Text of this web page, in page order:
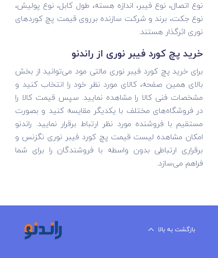
نوع اتصال، نوع فیبر، اندازه هسته، طول کابل، نوع پولیش،
نوع جکت، برند و شرکت سازنده برروی قیمت پچ کورد‌های
نوری اثرگذار هستند.
خرید پچ کورد فیبر نوری از راندنو
برای خرید پچ کورد فیبر نوری مالتی مود می‌توانید از بخش
بالای همین صفحه، کالای مورد نظر خود را انتخاب کنید و
مشخصات فنی کالا را مشاهده نمایید. سپس قیمت کالا را
در فروشگاه‌های مختلف با یکدیگر مقایسه کنید و بصورت
مستقیم با فروشنده مورد نظر ارتباط برقرار نمایید. راندنو
امکان مشاهده لیست قیمت پچ کورد فیبر نوری نگزنس و
برقراری ارتباطی بدون واسطه با فروشندگان را برای شما
فراهم می‌سازد.
بازگشت به بالا